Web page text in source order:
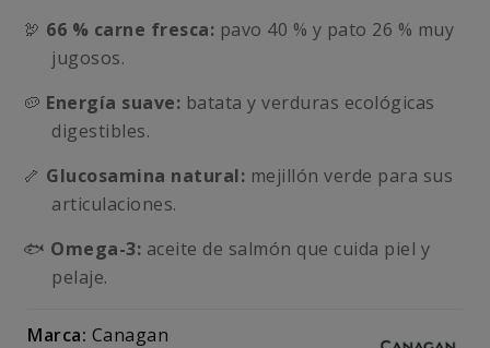
🦃 66 % carne fresca: pavo 40 % y pato 26 % muy
jugosos.
🥔 Energía suave: batata y verduras ecológicas
digestibles.
🦴 Glucosamina natural: mejillón verde para sus
articulaciones.
🐟 Omega-3: aceite de salmón que cuida piel y
pelaje.
Marca: Canagan